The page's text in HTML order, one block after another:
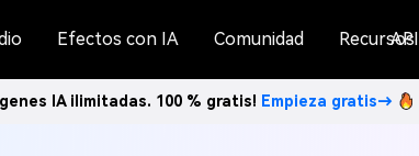
Efectos con IA Comunidad Recursos
API
IA ilimitadas. 100 % gratis! Empieza gratis→